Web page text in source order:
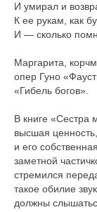
И умирал и
К ее рукам, как
И — сколько
Маргарита,
опер Гуно
«Гибель богов».
В книге «Сестра
высшая
и его
заметной
стремился
такое обилие
должны